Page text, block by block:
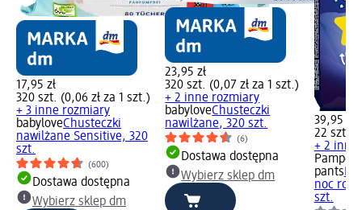
17,95 zł
320 szt. (0,06 zł za 1 szt.)
+ 3 inne rozmiary
babyloveChusteczki
nawilżane Sensitive, 320
szt.
(600)
Dostawa dostępna
Wybierz sklep dm
23,95 zł
320 szt. (0,07 zł za 1 szt.)
+ 2 inne rozmiary
babyloveChusteczki
nawilżane, 320 szt.
(6)
Dostawa dostępna
Wybierz sklep dm
39,95 zł
22 szt.
+ 2 inne
pants
noc
szt.